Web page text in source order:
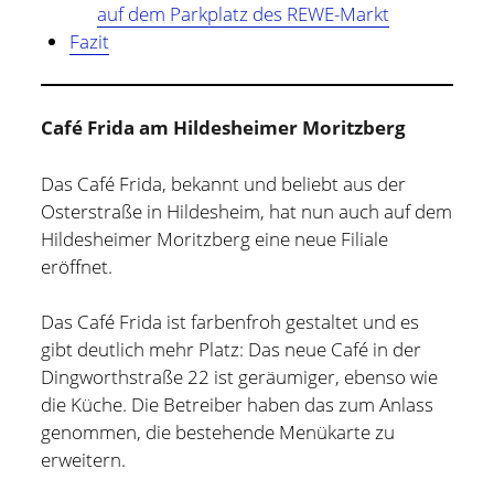
auf dem Parkplatz des REWE-Markt
Fazit
Café Frida am Hildesheimer Moritzberg
Das Café Frida, bekannt und beliebt aus der
Osterstraße in Hildesheim, hat nun auch auf dem
Hildesheimer Moritzberg eine neue Filiale
eröffnet.
Das Café Frida ist farbenfroh gestaltet und es
gibt deutlich mehr Platz: Das neue Café in der
Dingworthstraße 22 ist geräumiger, ebenso wie
die Küche. Die Betreiber haben das zum Anlass
genommen, die bestehende Menükarte zu
erweitern.